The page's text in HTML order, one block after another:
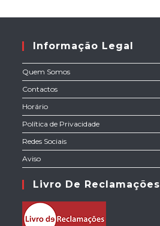
Informação Legal
Quem Somos
Contactos
Horário
Política de Privacidade
Redes Sociais
Aviso
Livro De Reclamações